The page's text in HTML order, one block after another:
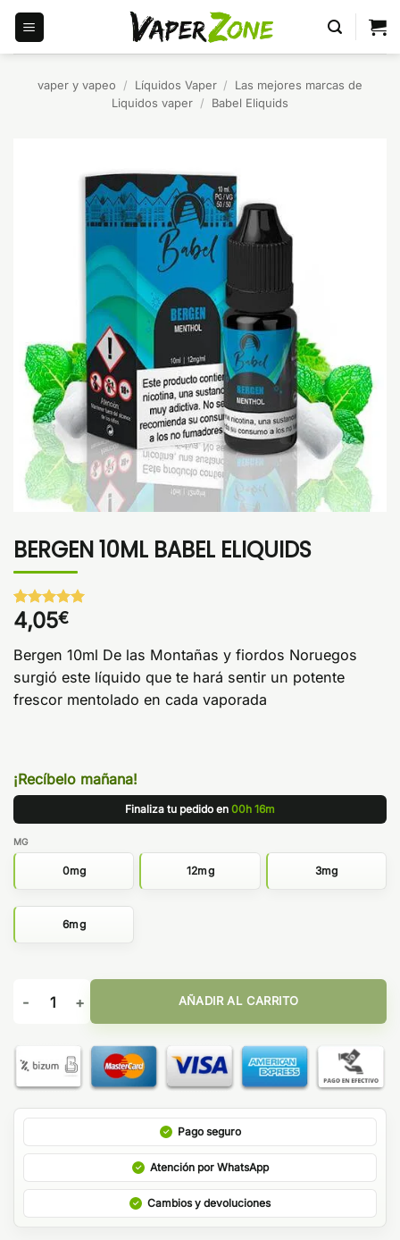
Saltar
contenido
vaper y vapeo / Líquidos Vaper /
Las mejores marcas de
Liquidos vaper / Babel Eliquids
BERGEN 10ML BABEL ELIQUIDS
Valorado
con5 de 5
1
valoración
de un
cliente
4,05€
Bergen 10ml De las Montañas y fiordos Noruegos
surgió este líquido que te hará sentir un potente
frescor mentolado en cada vaporada
¡Recíbelo mañana!
Finaliza tu pedido en 00h 16m
MG
0mg 12mg 3mg
6mg
BERGEN 10ML BABEL ELIQUIDS cantidad
AÑADIR AL CARRITO
Pago seguro
Atención por WhatsApp
Cambios y devoluciones